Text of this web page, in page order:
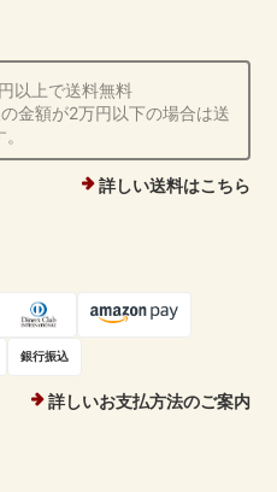
以上で送料無料
金額が2万円以下の場合は送
詳しい送料はこちら
銀行振込
詳しいお支払方法のご案内